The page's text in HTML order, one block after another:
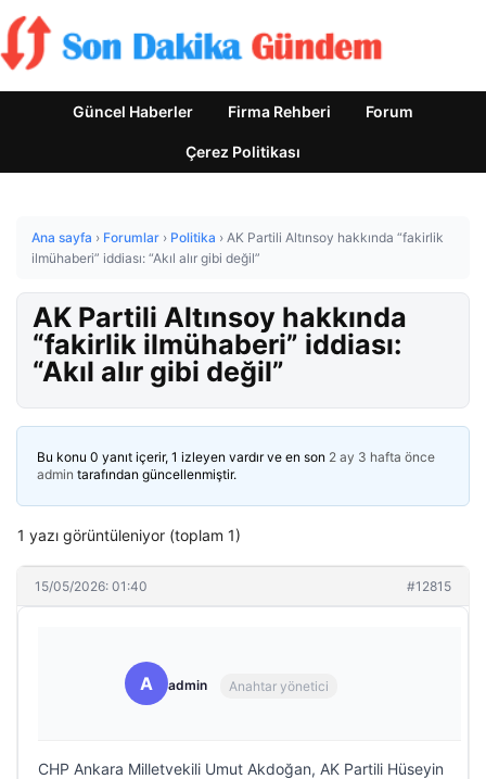
Güncel Haberler Firma Rehberi Forum
Çerez Politikası
Ana sayfa › Forumlar › Politika › AK Partili Altınsoy hakkında “fakirlik
ilmühaberi” iddiası: “Akıl alır gibi değil”
AK Partili Altınsoy hakkında
“fakirlik ilmühaberi” iddiası:
“Akıl alır gibi değil”
Bu konu 0 yanıt içerir, 1 izleyen vardır ve en son 2 ay 3 hafta önce
admin tarafından güncellenmiştir.
1 yazı görüntüleniyor (toplam 1)
15/05/2026: 01:40 #12815
A admin Anahtar yönetici
CHP Ankara Milletvekili Umut Akdoğan, AK Partili Hüseyin